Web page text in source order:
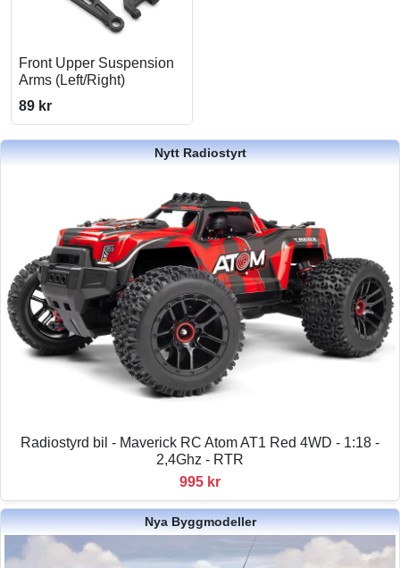
Front Upper Suspension
Arms (Left/Right)
89 kr
Nytt Radiostyrt
Radiostyrd bil - Maverick RC Atom AT1 Red 4WD - 1:18 -
2,4Ghz - RTR
995 kr
Nya Byggmodeller